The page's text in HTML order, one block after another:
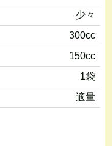
少々
300cc
150cc
1袋
適量